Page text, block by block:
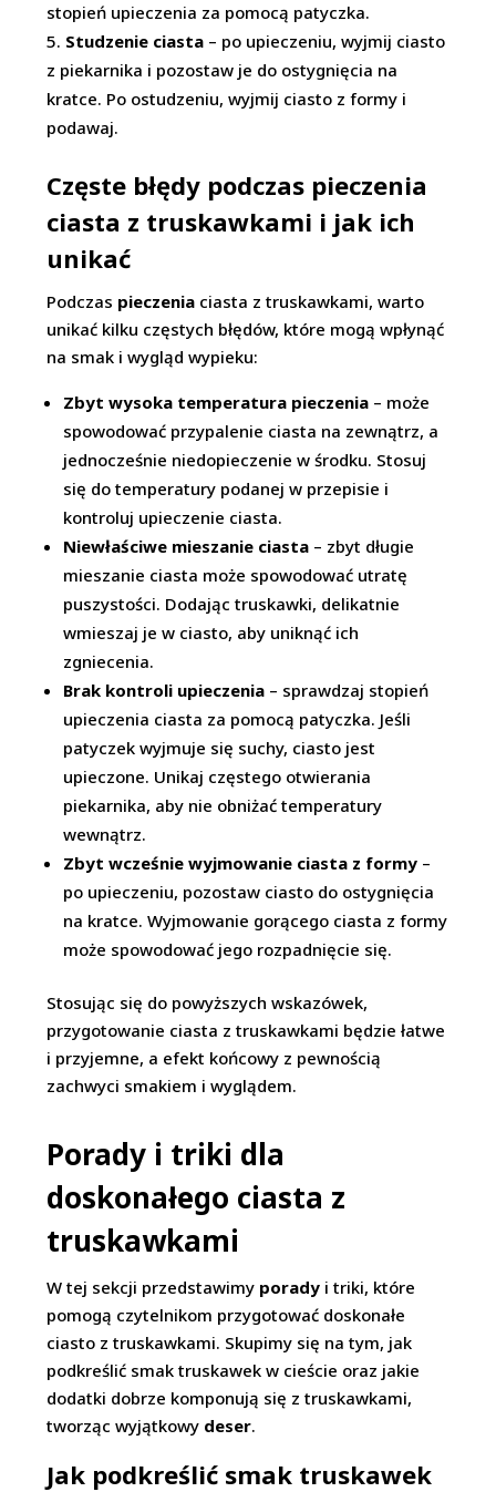
stopień upieczenia za pomocą patyczka.
Studzenie ciasta – po upieczeniu, wyjmij ciasto
z piekarnika i pozostaw je do ostygnięcia na
kratce. Po ostudzeniu, wyjmij ciasto z formy i
podawaj.
Częste błędy podczas pieczenia
ciasta z truskawkami i jak ich
unikać
Podczas pieczenia ciasta z truskawkami, warto
unikać kilku częstych błędów, które mogą wpłynąć
na smak i wygląd wypieku:
Zbyt wysoka temperatura pieczenia – może
spowodować przypalenie ciasta na zewnątrz, a
jednocześnie niedopieczenie w środku. Stosuj
się do temperatury podanej w przepisie i
kontroluj upieczenie ciasta.
Niewłaściwe mieszanie ciasta – zbyt długie
mieszanie ciasta może spowodować utratę
puszystości. Dodając truskawki, delikatnie
wmieszaj je w ciasto, aby uniknąć ich
zgniecenia.
Brak kontroli upieczenia – sprawdzaj stopień
upieczenia ciasta za pomocą patyczka. Jeśli
patyczek wyjmuje się suchy, ciasto jest
upieczone. Unikaj częstego otwierania
piekarnika, aby nie obniżać temperatury
wewnątrz.
Zbyt wcześnie wyjmowanie ciasta z formy –
po upieczeniu, pozostaw ciasto do ostygnięcia
na kratce. Wyjmowanie gorącego ciasta z formy
może spowodować jego rozpadnięcie się.
Stosując się do powyższych wskazówek,
przygotowanie ciasta z truskawkami będzie łatwe
i przyjemne, a efekt końcowy z pewnością
zachwyci smakiem i wyglądem.
Porady i triki dla
doskonałego ciasta z
truskawkami
W tej sekcji przedstawimy porady i triki, które
pomogą czytelnikom przygotować doskonałe
ciasto z truskawkami. Skupimy się na tym, jak
podkreślić smak truskawek w cieście oraz jakie
dodatki dobrze komponują się z truskawkami,
tworząc wyjątkowy deser.
Jak podkreślić smak truskawek